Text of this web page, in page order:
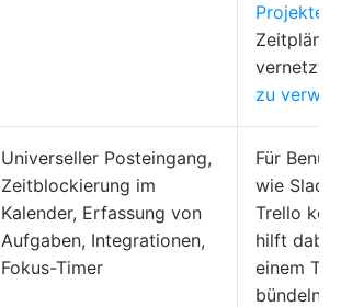
Projekte
Zeitpläne
zu
Universeller Posteingang,
Zeitblockierung im
Kalender, Erfassung von
Aufgaben, Integrationen,
Fokus-Timer
Für
wie
Trello
hilft
einem
bündeln